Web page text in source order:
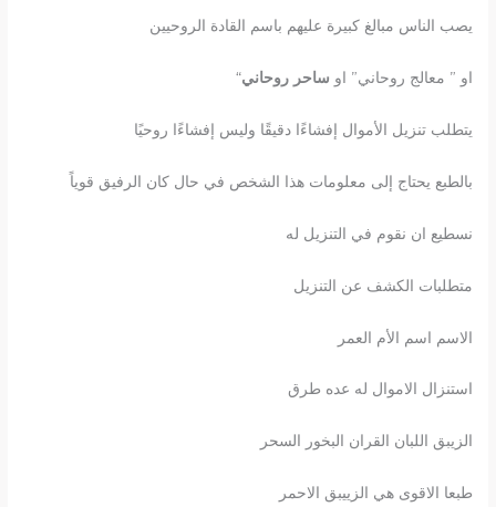
يصب الناس مبالغ كبيرة عليهم باسم القادة الروحيين
او ” معالج روحاني” او ساحر روحاني“
يتطلب تنزيل الأموال إفشاءًا دقيقًا وليس إفشاءًا روحيًا
بالطبع يحتاج إلى معلومات هذا الشخص في حال كان الرفيق قوياً
نسطيع ان نقوم في التنزيل له
متطلبات الكشف عن التنزيل
الاسم اسم الأم العمر
استنزال الاموال له عده طرق
الزيبق اللبان القران البخور السحر
طبعا الاقوى هي الزييبق الاحمر